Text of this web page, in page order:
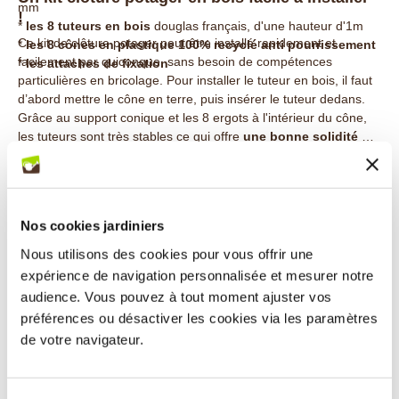
Nos cookies jardiniers
Nous utilisons des cookies pour vous offrir une
expérience de navigation personnalisée et mesurer notre
audience. Vous pouvez à tout moment ajuster vos
préférences ou désactiver les cookies via les paramètres
de votre navigateur.
mm
* les 8 tuteurs en bois douglas français, d'une hauteur d'1m
*les 8 cônes en plastique 100% recyclé anti pourrissement
*les attaches de fixation
!
Ce kit de clôture potager peut être installé rapidement et
facilement par quiconque, sans besoin de compétences
particulières en bricolage. Pour installer le tuteur en bois, il faut
d’abord mettre le cône en terre, puis insérer le tuteur dedans.
Grâce au support conique et les 8 ergots à l'intérieur du cône,
les tuteurs sont très stables ce qui offre une bonne solidité de
la clôture
. Il ne vous reste plus qu'à fixer le grillage à l'aide des
attaches sur les tuteurs.
Cette clôture potager existe aussi en longueur de 25 m :Kit de
Un enclos pour poules
Offrez à vos poules un espace extérieur sécurisé avec notre kit
enclos. La petite maille de forme hexagonale du grillage potager
permet d'utiliser
la clôture potager comme enclos pour
, etc. Vous aurez ainsi la possibilité de délimiter
un espace sécurisé autour d'un clapier ou d'un poulailler (réf.
2944L : poulailler 4 poules en bois français ). Facile à monter et
robuste, ce kit vous permet de créer un environnement sûr où
vos poules peuvent gambader en toute liberté. C'est une
pour poules ou pour lapin en toute sérénité.
Clôture potager en bois français Longueur 10
m Hauteur 1 m : descriptif technique
* Ungrillageen acier galvanisé triple torsion